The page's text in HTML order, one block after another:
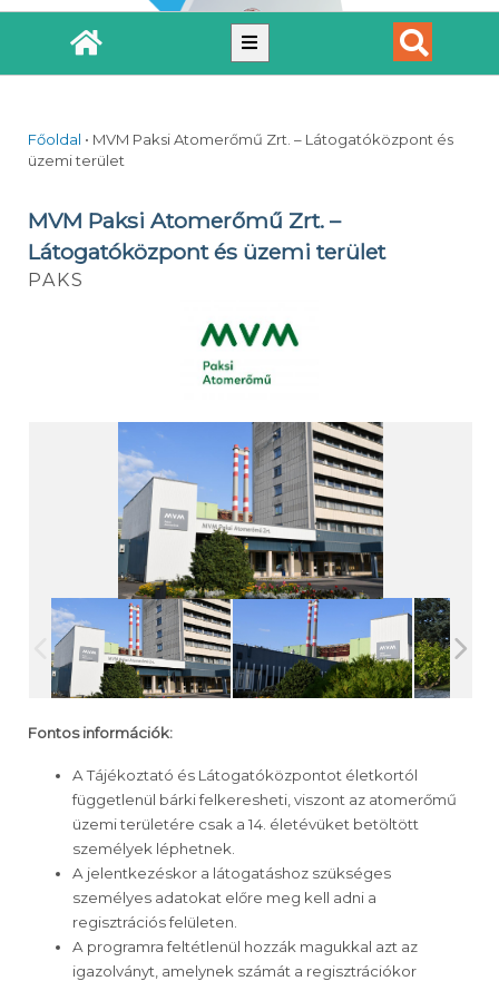
Főoldal • MVM Paksi Atomerőmű Zrt. – Látogatóközpont és
üzemi terület
MVM Paksi Atomerőmű Zrt. –
Látogatóközpont és üzemi terület
PAKS
Fontos információk:
A Tájékoztató és Látogatóközpontot életkortól
függetlenül bárki felkeresheti, viszont az atomerőmű
üzemi területére csak a 14. életévüket betöltött
személyek léphetnek.
A jelentkezéskor a látogatáshoz szükséges
személyes adatokat előre meg kell adni a
regisztrációs felületen.
A programra feltétlenül hozzák magukkal azt az
igazolványt, amelynek számát a regisztrációkor